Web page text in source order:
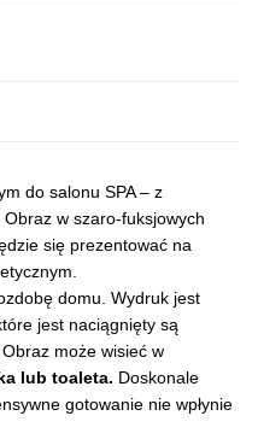
do salonu SPA – z
w szaro-fuksjowych
się prezentować na
domu. Wydruk jest
jest naciągnięty są
może wisieć w
lub toaleta. Doskonale
gotowanie nie wpłynie